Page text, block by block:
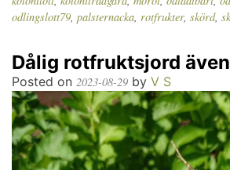
odlingslott79, palsternacka, rotfrukter, skörd,
Dålig rotfruktsjord
Posted on 2023-08-29 by V S